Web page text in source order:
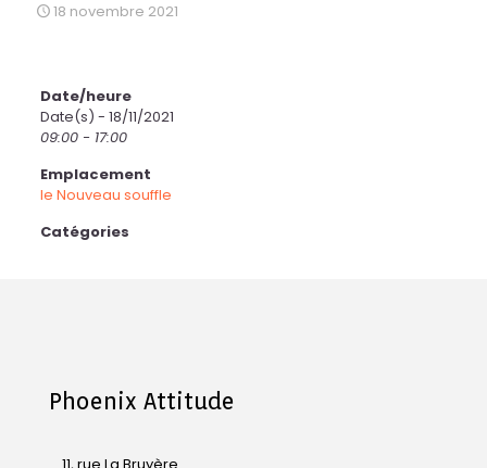
18 novembre 2021
Date/heure
Date(s) - 18/11/2021
09:00 - 17:00
Emplacement
le Nouveau souffle
Catégories
Phoenix Attitude